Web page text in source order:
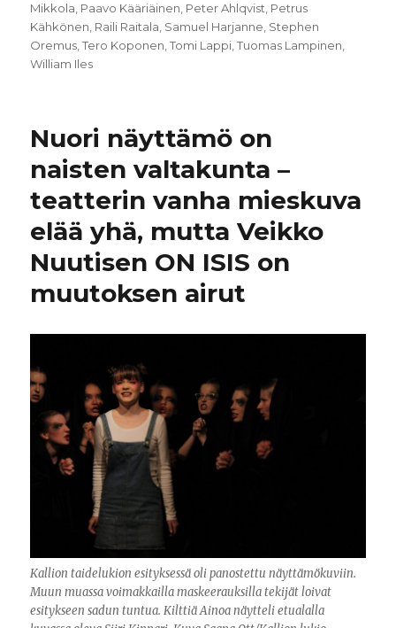
Mikkola, Paavo Kääriäinen, Peter Ahlqvist, Petrus
Kähkönen, Raili Raitala, Samuel Har­janne, Stephen
Oremus,Tero Kopo­nen,Tomi Lappi,Tuomas Lampinen,
William Iles
Nuori näyttämö on
naisten valtakunta –
teatterin vanha mieskuva
elää yhä, mutta Veikko
Nuutisen ON ISIS on
muutoksen airut
Kallion taidelukion esityksessä oli panostettu näyttämökuviin.
Muun muassa voimakkailla maskeerauksilla tekijät loivat
esitykseen sadun tuntua. Kilttiä Ainoa näytteli etualalla